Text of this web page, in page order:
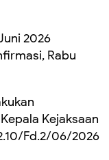
2026
Rabu
Kejaksaan
Fd.2/06/2026